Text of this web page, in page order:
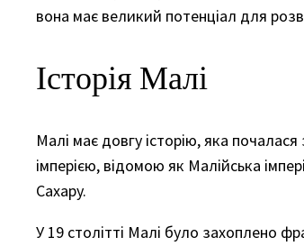
вона має великий потенціал для
Історія Малі
Малі має довгу історію, яка
імперією, відомою як Малійська
Сахару.
У 19 столітті Малі було захоплено